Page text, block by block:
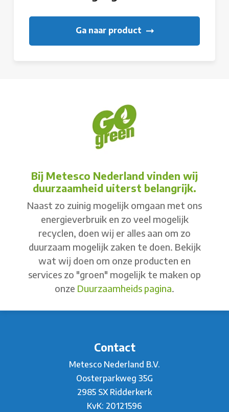
Ga naar product
Bij Metesco Nederland vinden wij
duurzaamheid uiterst belangrijk.
Naast zo zuinig mogelijk omgaan met ons
energieverbruik en zo veel mogelijk
recyclen, doen wij er alles aan om zo
duurzaam mogelijk zaken te doen. Bekijk
wat wij doen om onze producten en
services zo "groen" mogelijk te maken op
onze Duurzaamheids pagina.
Contact
Metesco Nederland B.V.
Oosterparkweg 35G
2985 SX Ridderkerk
KvK: 20121596